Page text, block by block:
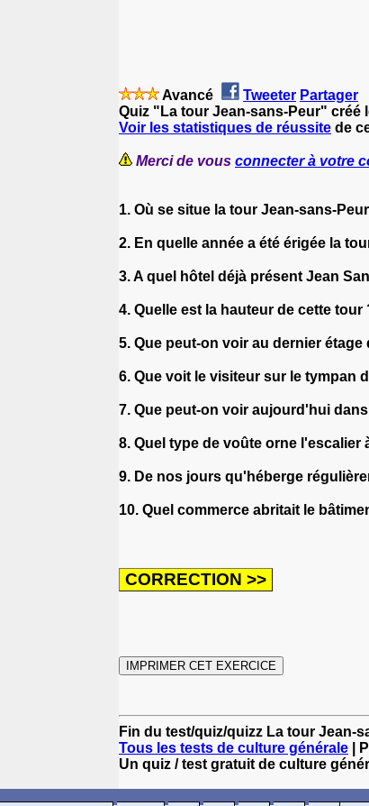
Avancé Tweeter Partager
Quiz "La tour Jean-sans-Peur" créé
Voir les statistiques de réussite de
Merci de vous connecter à votre
1. Où se situe la tour Jean-sans-
2. En quelle année a été érigée la
3. A quel hôtel déjà présent Jean
4. Quelle est la hauteur de cette tour
5. Que peut-on voir au dernier
6. Que voit le visiteur sur le tympan
7. Que peut-on voir aujourd'hui
8. Quel type de voûte orne l'escalier
9. De nos jours qu'héberge
10. Quel commerce abritait le
Fin du test/quiz/quizz La tour Jean-
Tous les tests de culture générale |
Un quiz / test gratuit de culture